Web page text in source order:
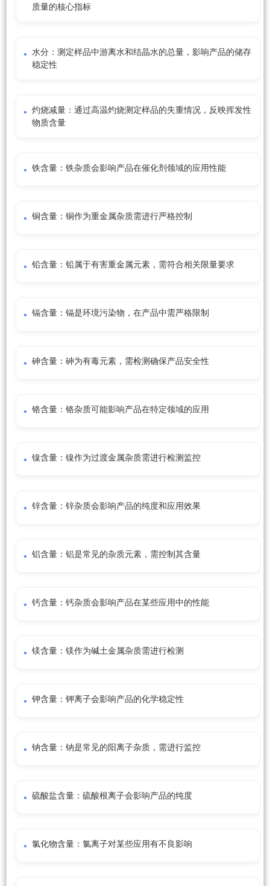
质量的核心指标
水分：测定样品中游离水和结晶水的总量，影响产品的储存
稳定性
灼烧减量：通过高温灼烧测定样品的失重情况，反映挥发性
物质含量
铁含量：铁杂质会影响产品在催化剂领域的应用性能
铜含量：铜作为重金属杂质需进行严格控制
铅含量：铅属于有害重金属元素，需符合相关限量要求
镉含量：镉是环境污染物，在产品中需严格限制
砷含量：砷为有毒元素，需检测确保产品安全性
铬含量：铬杂质可能影响产品在特定领域的应用
镍含量：镍作为过渡金属杂质需进行检测监控
锌含量：锌杂质会影响产品的纯度和应用效果
铝含量：铝是常见的杂质元素，需控制其含量
钙含量：钙杂质会影响产品在某些应用中的性能
镁含量：镁作为碱土金属杂质需进行检测
钾含量：钾离子会影响产品的化学稳定性
钠含量：钠是常见的阳离子杂质，需进行监控
硫酸盐含量：硫酸根离子会影响产品的纯度
氯化物含量：氯离子对某些应用有不良影响